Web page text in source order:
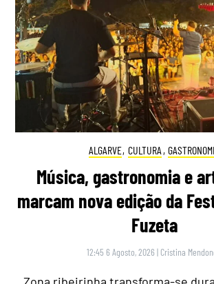
ALGARVE, CULTURA ,
Música, gastronomia e
marcam nova edição da
Fuzeta
12:45 6 Agosto, 2026 | Cristina